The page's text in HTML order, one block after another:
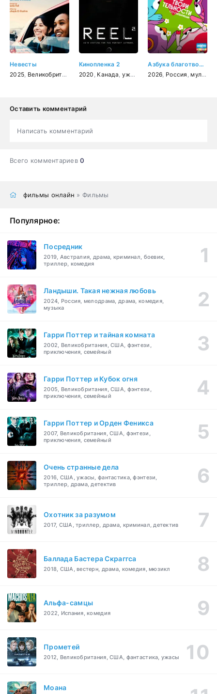
Невесты
2025 Великобритания драма
Кинопленка 2
2020 Канада ужасы
Азбука благотворительности со Смешариками
2026 Россия мультфильм
Оставить комментарий
Написать комментарий
Всего комментариев0
фильмы онлайн » Фильмы
Популярное:
Посредник
2019, Австралия, драма, криминал, боевик,
триллер, комедия
Ландыши. Такая нежная любовь
2024, Россия, мелодрама, драма, комедия,
музыка
Гарри Поттер и тайная комната
2002, Великобритания, США, фэнтези,
приключения, семейный
Гарри Поттер и Кубок огня
2005, Великобритания, США, фэнтези,
приключения, семейный
Гарри Поттер и Орден Феникса
2007, Великобритания, США, фэнтези,
приключения, семейный
Очень странные дела
2016, США, ужасы, фантастика, фэнтези,
триллер, драма, детектив
Охотник за разумом
2017, США, триллер, драма, криминал, детектив
Баллада Бастера Скраггса
2018, США, вестерн, драма, комедия, мюзикл
Альфа-самцы
2022, Испания, комедия
Прометей
2012, Великобритания, США, фантастика, ужасы
Моана